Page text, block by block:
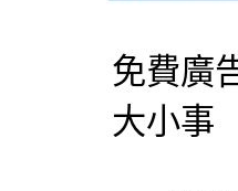
免費廣
大小事